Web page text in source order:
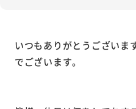
いつもありがとうございま
でございます。